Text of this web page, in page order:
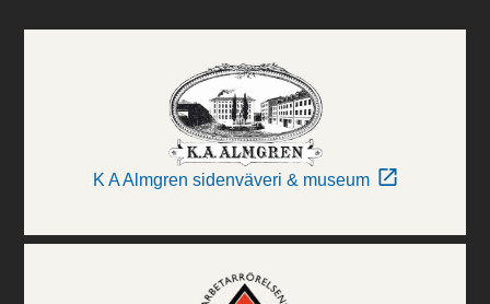
K A Almgren sidenväveri & museum